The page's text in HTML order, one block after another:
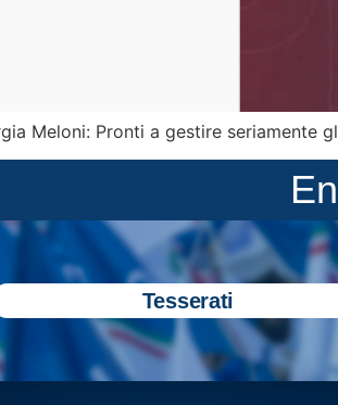
Meloni: Pronti a gestire seriamente
Tesserati